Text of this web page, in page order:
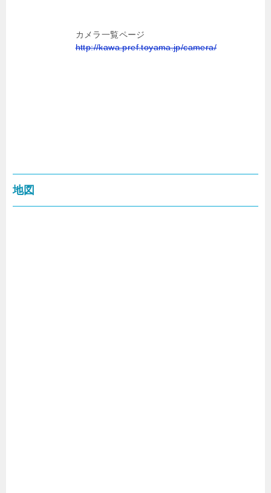
カメラ一覧ページ
http://kawa.pref.toyama.jp/camera/
地図